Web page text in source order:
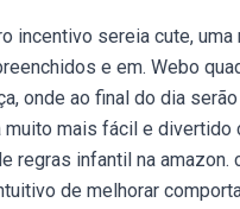
incentivo sereia cute,
e em. Webo
onde ao final do dia
muito mais fácil e
regras infantil na
de melhorar